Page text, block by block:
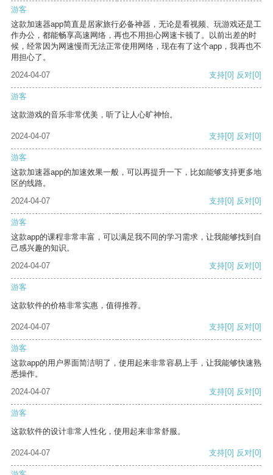
游客
这款加速器app简直是居家旅行必备神器，无论是看视频、玩游戏还是工
作办公，都能畅享高速网络，再也不用担心网速卡顿了。以前出差的时
候，经常因为网速慢而无法正常使用网络，现在有了这个app，我再也不
用担心了。
2024-04-07
支持[0] 反对[0]
游客
这款游戏的音乐非常优美，听了让人心旷神怡。
2024-04-07 支持[0] 反对[0]
游客
这款加速器app的加速效果一般，可以再提升一下，比如能够支持更多地
区的线路。
2024-04-07
支持[0] 反对[0]
游客
这款app的课程非常丰富，可以满足我不同的学习需求，让我能够找到自
己感兴趣的知识。
2024-04-07
支持[0] 反对[0]
游客
这款软件的价格非常实惠，值得推荐。
2024-04-07 支持[0] 反对[0]
游客
这款app的用户界面简洁明了，使用起来非常容易上手，让我能够快速熟
悉操作。
2024-04-07
支持[0] 反对[0]
游客
这款软件的设计非常人性化，使用起来非常舒服。
2024-04-07 支持[0] 反对[0]